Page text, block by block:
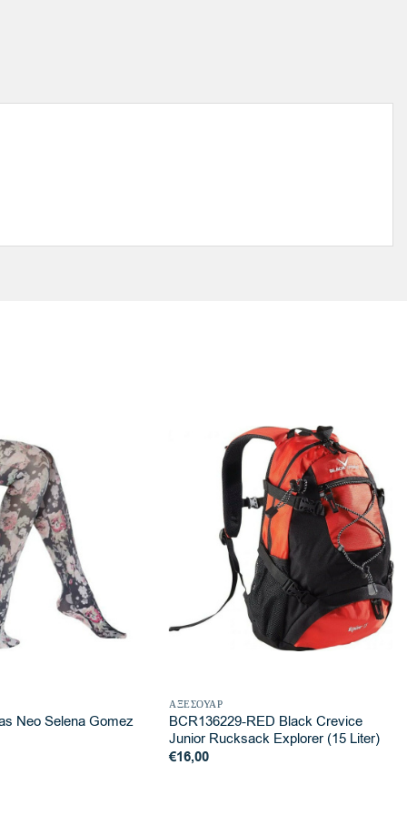
Neo Selena Gomez
ΑΞΕΣΟΥΆΡ
BCR136229-RED Black Crevice
Junior Rucksack Explorer (15 Liter)
€16,00